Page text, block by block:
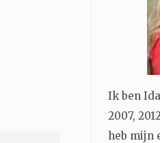
Ik ben
2007,
heb mijn